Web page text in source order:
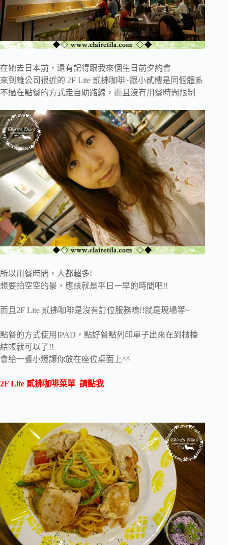
在她去日本前，還有記得跟我來個生日前夕約會
來到離公司很近的 2F Lite 貳拂咖啡~跟小貳樓是同個體系
不過在點餐的方式走自助路線，而且沒有用餐時間限制
所以用餐時間，人都超多!
想要拍空空的景，應該就是平日一早的時間吧!!
而且2F Lite 貳拂咖啡是沒有訂位服務唷!!就是現場等~
點餐的方式使用IPAD，點好餐點列印單子出來在到櫃檯
結帳就可以了!!
會給一盞小燈讓你放在座位桌面上^^
2F Lite 貳拂咖啡菜單 請點我